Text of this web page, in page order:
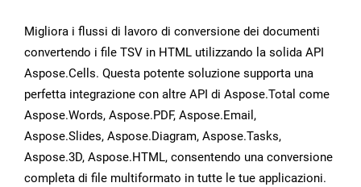
Migliora i flussi di lavoro di conversione dei documenti
convertendo i file TSV in HTML utilizzando la solida API
Aspose.Cells. Questa potente soluzione supporta una
perfetta integrazione con altre API di Aspose.Total come
Aspose.Words, Aspose.PDF, Aspose.Email,
Aspose.Slides, Aspose.Diagram, Aspose.Tasks,
Aspose.3D, Aspose.HTML, consentendo una conversione
completa di file multiformato in tutte le tue applicazioni.